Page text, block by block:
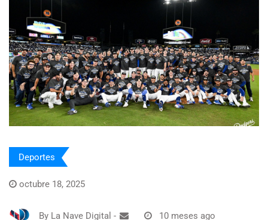
Deportes
octubre 18, 2025
By La Nave Digital - 10 meses ago